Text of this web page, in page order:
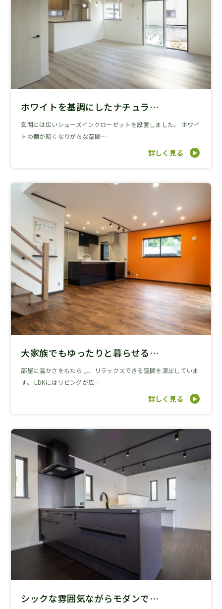
ホワイトを基調にしたナチュラ…
玄関には広いシューズインクローゼットを設置しました。 ホワイ
トの棚が暗くなりがちな空間…
詳しく見る
大家族でもゆったりと暮らせる…
部屋に温かさをもたらし、リラックスできる空間を演出していま
す。 LDKにはリビングが広…
詳しく見る
シックな雰囲気ながらモダンで…